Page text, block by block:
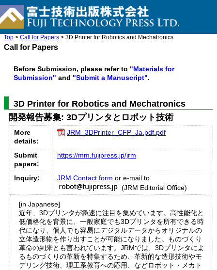
Top > Call for Papers > 3D Printer for Robotics and Mechatronics
Call for Papers
Before Submission, please refer to "Materials for
Submission" and "Submit a Manuscript".
3D Printer for Robotics and Mechatronics
開発報告募集: 3Dプリンタとロボット技術
More
details:
JRM_3DPrinter_CFP_Ja.pdf.pdf
Submit
papers:
https://mm.fujipress.jp/jrm
Inquiry: JRM Contact form or e-mail to
(JRM Editorial Office)
[in Japanese]
近年、3Dプリンタが急速に注目を集めています。高性能化と
低価格化を背景に、一般家庭でも3Dプリンタを所有できる時
代になり、個人でも容易にデジタルデータからオリジナルの
立体造形物を作り出すことが可能になりました。ものづくり
革命の到来とも言われています。JRMでは、3Dプリンタによ
るものづくりの革新を特集するため、革新的な造形技術やモ
デリング技術、理工系教育への応用、などロボット・メカト